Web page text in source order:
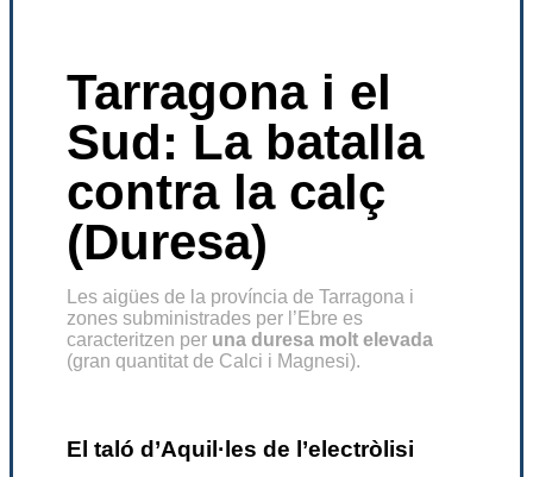
Tarragona i el
Sud: La batalla
contra la calç
(Duresa)
Les aigües de la província de Tarragona i
zones subministrades per l’Ebre es
caracteritzen per una duresa molt elevada
(gran quantitat de Calci i Magnesi).
El taló d’Aquil·les de l’electròlisi